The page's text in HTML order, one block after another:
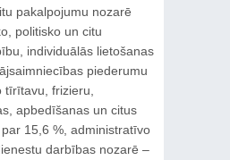
pakalpojumu nozarē
politisko un citu
individuālās lietošanas
piederumu
frizieru,
apbedīšanas un citus
15,6 %, administratīvo
darbības nozarē –